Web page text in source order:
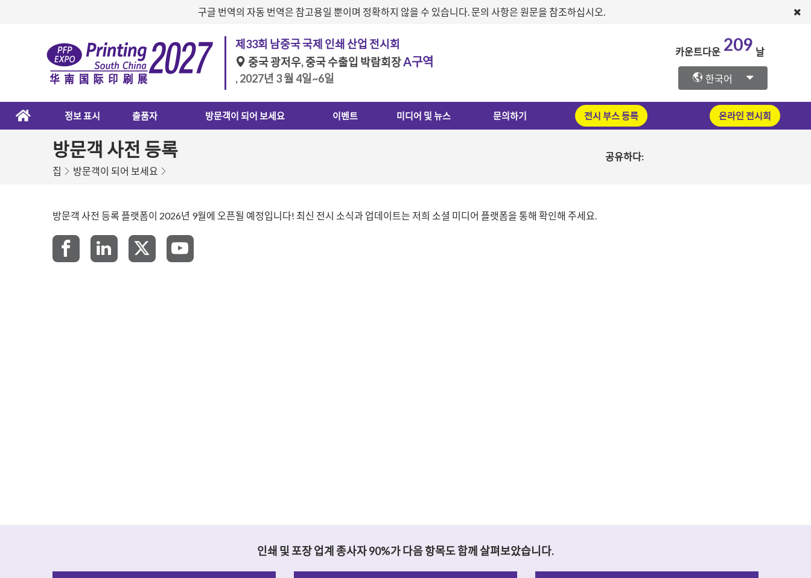
구글 번역의 자동 번역은 참고용일 뿐이며 정확하지 않을 수 있습니다. 문의 사항은 원문을 참조하십시오.
제33회 남중국 국제 인쇄 산업 전시회
중국 광저우, 중국 수출입 박람회장A구역
, 2027년 3 월 4일~6일
카운트다운 209 날
한국어
정보 표시 출품자 방문객이 되어 보세요 이벤트 미디어 및 뉴스 문의하기 전시 부스 등록 온라인 전시회
방문객 사전 등록
집 방문객이 되어 보세요
공유하다:
방문객 사전 등록 플랫폼이 2026년 9월에 오픈될 예정입니다! 최신 전시 소식과 업데이트는 저희 소셜 미디어 플랫폼을 통해 확인해 주세요.
인쇄 및 포장 업계 종사자 90%가 다음 항목도 함께 살펴보았습니다.